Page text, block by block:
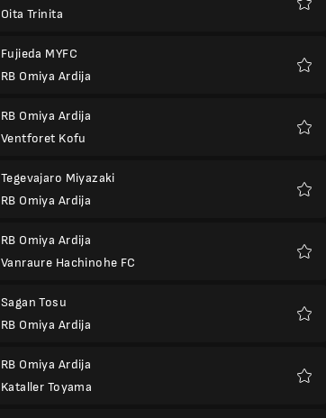
Oita Trinita
Fujieda MYFC
RB Omiya Ardija
RB Omiya Ardija
Ventforet Kofu
Tegevajaro Miyazaki
RB Omiya Ardija
RB Omiya Ardija
Vanraure Hachinohe FC
Sagan Tosu
RB Omiya Ardija
RB Omiya Ardija
Kataller Toyama